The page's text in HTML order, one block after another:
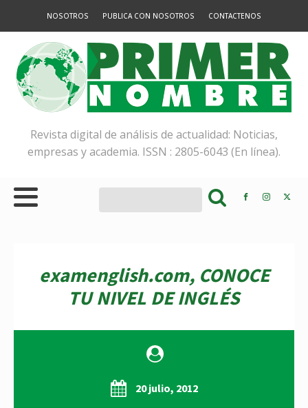
NOSOTROS PUBLICA CON NOSOTROS CONTACTENOS
Revista digital de análisis de actualidad: Noticias,
empresas y academia. ISSN : 2805-6043 (En línea).
examenglish.com, CONOCE
TU NIVEL DE INGLÉS
20 julio, 2012